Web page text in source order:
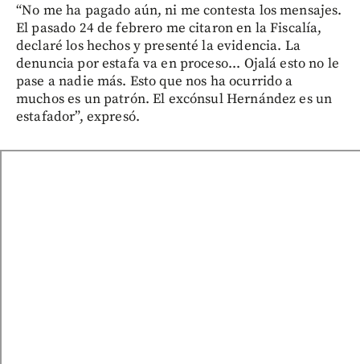
“No me ha pagado aún, ni me contesta los mensajes.
El pasado 24 de febrero me citaron en la Fiscalía,
declaré los hechos y presenté la evidencia. La
denuncia por estafa va en proceso... Ojalá esto no le
pase a nadie más. Esto que nos ha ocurrido a
muchos es un patrón. El excónsul Hernández es un
estafador”, expresó.